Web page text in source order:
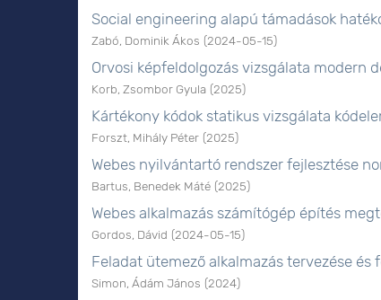
Social engineering alapú támadások
Zabó, Dominik Ákos (2024-05-15)
Orvosi képfeldolgozás vizsgálata modern
Korb, Zsombor Gyula (2025)
Kártékony kódok statikus vizsgálata
Forszt, Mihály Péter (2025)
Webes nyilvántartó rendszer fejlesztése
Bartus, Benedek Máté (2025)
Webes alkalmazás számítógép építés
Gordos, Dávid (2024-05-15)
Feladat ütemező alkalmazás tervezése
Simon, Ádám János (2024)